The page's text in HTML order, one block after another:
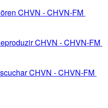
CHVN - CHVN-FM
CHVN - CHVN-FM
CHVN - CHVN-FM